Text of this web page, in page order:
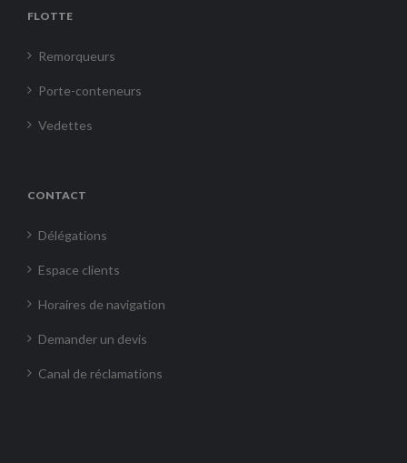
FLOTTE
Remorqueurs
Porte-conteneurs
Vedettes
CONTACT
Délégations
Espace clients
Horaires de navigation
Demander un devis
Canal de réclamations